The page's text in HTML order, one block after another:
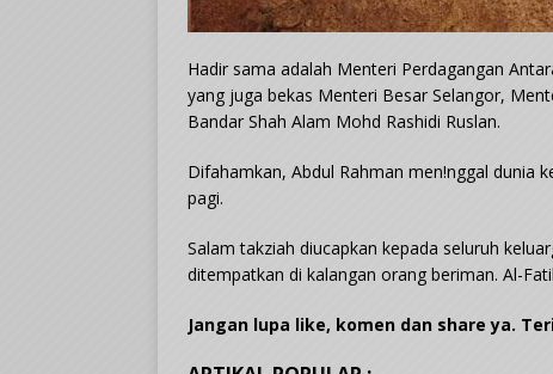
Hadir sama adalah Menteri Perdagangan
yang juga bekas Menteri Besar Selangor,
Bandar Shah Alam Mohd Rashidi Ruslan.
Difahamkan, Abdul Rahman men!nggal dunia
pagi.
Salam takziah diucapkan kepada seluruh
ditempatkan di kalangan orang beriman. Al-
Jangan lupa like, komen dan share ya.